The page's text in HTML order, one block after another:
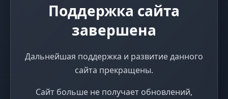
Поддержка сайта
завершена
Дальнейшая поддержка и развитие данного
сайта прекращены.
Сайт больше не получает обновлений,